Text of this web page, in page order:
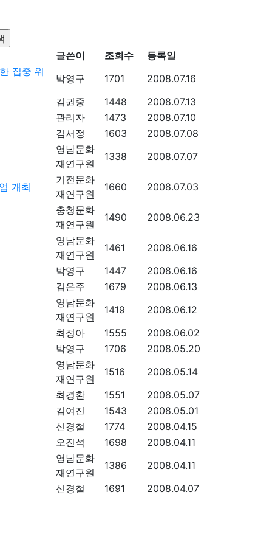
글쓴이 조회수
등록일
집중 워
박영구 1701
2008.07.16
김권중
1448
2008.07.13
관리자
1473
2008.07.10
김서정
1603
2008.07.08
영남문화
재연구원
1338 2008.07.07
개최
기전문화
재연구원
1660
2008.07.03
충청문화
재연구원
1490
2008.06.23
영남문화
재연구원
1461
2008.06.16
박영구
1447
2008.06.16
김은주
1679
2008.06.13
영남문화
재연구원
1419
2008.06.12
최정아
1555
2008.06.02
박영구
1706
2008.05.20
영남문화
재연구원
1516
2008.05.14
최경환
1551
2008.05.07
김여진
1543
2008.05.01
신경철
1774
2008.04.15
오진석
1698
2008.04.11
영남문화
재연구원
1386
2008.04.11
신경철
1691 2008.04.07